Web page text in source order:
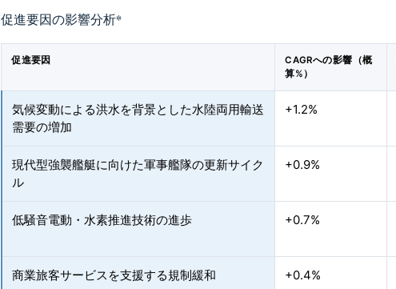
促進要因の影響分析*
促進要因
CAGRへの影響（概
算%）
気候変動による洪水を背景とした水陸両用輸送
需要の増加
+1.2%
現代型強襲艦艇に向けた軍事艦隊の更新サイク
ル
+0.9%
低騒音電動・水素推進技術の進歩 +0.7%
商業旅客サービスを支援する規制緩和 +0.4%